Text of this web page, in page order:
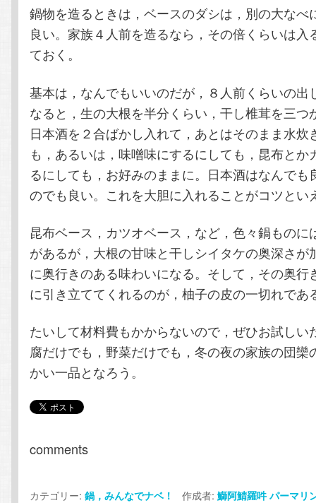
ツ
移
動
へ
動
鍋物を造るときは，ベースのダシは，別の大なべ
良い。家族４人前を造るなら，その倍くらいは入
ておく。
基本は，なんでもいいのだが，８人前くらいの出
なると，生の大根を半分くらい，干し椎茸を三つ
日本酒を２合ばかし入れて，あとはそのまま水炊
も，あるいは，味噌味にするにしても，昆布とか
るにしても，お好みのままに。日本酒はなんでも
のでも良い。これを大胆に入れることがコツとい
昆布ベース，カツオベース，など，色々鍋ものに
があるが，大根の甘味と干しシイタケの奥深さが
に奥行きのある味わいになる。そして，その奥行
に引き立ててくれるのが，柚子の皮の一切れであ
たいして材料費もかからないので，ぜひお試しい
腐だけでも，野菜だけでも，冬の夜の家族の団欒
かい一品となろう。
comments
カテゴリー:鍋，みんなでナベ！ 作成者:鰤阿鯖羅吽 パーマリ